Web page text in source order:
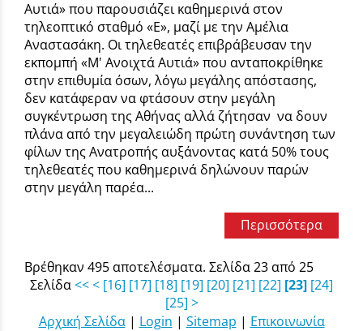
Αυτιά» που παρουσιάζει καθημερινά στον
τηλεοπτικό σταθμό «Ε», μαζί με την Αμέλια
Αναστασάκη. Οι τηλεθεατές επιβράβευσαν την
εκπομπή «Μ' Ανοιχτά Αυτιά» που ανταποκρίθηκε
στην επιθυμία όσων, λόγω μεγάλης απόστασης,
δεν κατάφεραν να φτάσουν στην μεγάλη
συγκέντρωση της Αθήνας αλλά ζήτησαν να δουν
πλάνα από την μεγαλειώδη πρώτη συνάντηση των
φίλων της Ανατροπής αυξάνοντας κατά 50% τους
τηλεθεατές που καθημερινά δηλώνουν παρών
στην μεγάλη παρέα...
Περισσότερα
Βρέθηκαν 495 αποτελέσματα. Σελίδα 23 από 25
Σελίδα<<< [16] [17] [18] [19] [20] [21] [22] [23] [24]
[25] >
Αρχική Σελίδα| Login | Sitemap | Επικοινωνία